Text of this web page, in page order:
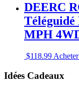
DEERC
Téléguidé
MPH
$118.99
Idées Cadeaux